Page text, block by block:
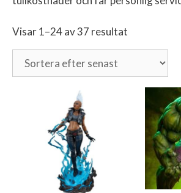
Visar 1–24 av 37 resultat
efter
senaste